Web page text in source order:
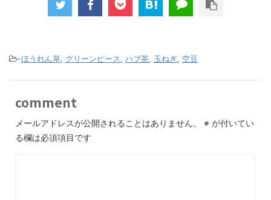
-ほうれん草, グリーンピース, ハブ茶, 玉ねぎ, 空豆
comment
メールアドレスが公開されることはありません。 ※ が付いてい
る欄は必須項目です